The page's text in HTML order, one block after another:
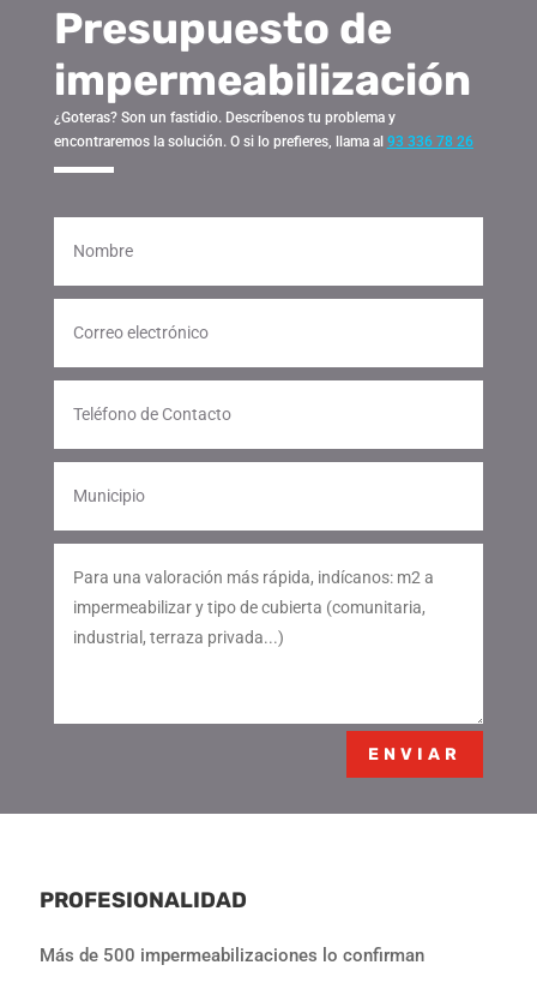
Presupuesto de
impermeabilización
¿Goteras? Son un fastidio. Descríbenos tu problema y
encontraremos la solución. O si lo prefieres, llama al 93 336 78 26
ENVIAR
PROFESIONALIDAD
Más de 500 impermeabilizaciones lo confirman